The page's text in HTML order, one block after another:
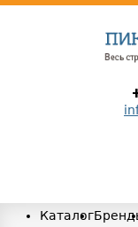
Каталог